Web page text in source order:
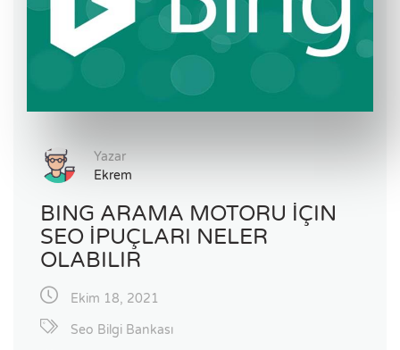
Yazar
Ekrem
BING ARAMA MOTORU İÇIN
SEO İPUÇLARI NELER
OLABILIR
Ekim 18, 2021
Seo Bilgi Bankası